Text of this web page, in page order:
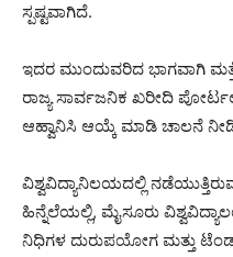
ಸ್ಪಷ್ಟವಾಗಿದೆ.
ಇದರ ಮುಂದುವರಿದ ಭಾಗವಾಗಿ
ರಾಜ್ಯ ಸಾರ್ವಜನಿಕ ಖರೀದಿ
ಆಹ್ವಾನಿಸಿ ಆಯ್ಕೆ ಮಾಡಿ ಚಾಲನೆ
ವಿಶ್ವವಿದ್ಯಾನಿಲಯದಲ್ಲಿ
ಹಿನ್ನೆಲೆಯಲ್ಲಿ, ಮೈಸೂರು
ನಿಧಿಗಳ ದುರುಪಯೋಗ ಮತ್ತು